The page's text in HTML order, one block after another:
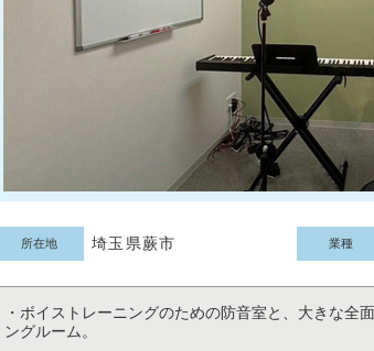
所在地 埼玉県蕨市 業種
・ボイストレーニングのための防音室と、大きな全
ングルーム。